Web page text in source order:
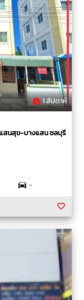
1 สัปดาห์
แสนสุข-บางแสน ชลบุรี
-